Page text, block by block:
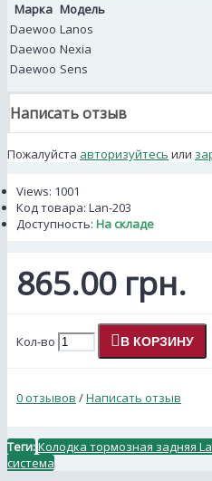
Марка Модель
Daewoo Lanos
Daewoo Nexia
Daewoo Sens
Написать отзыв
Пожалуйста авторизуйтесь или
Views: 1001
Код товара: Lan-203
Доступность: На складе
865.00 грн.
Кол-во В КОРЗИНУ
0 отзывов /Написать отзыв
Теги:Колодка тормозная задняя
система